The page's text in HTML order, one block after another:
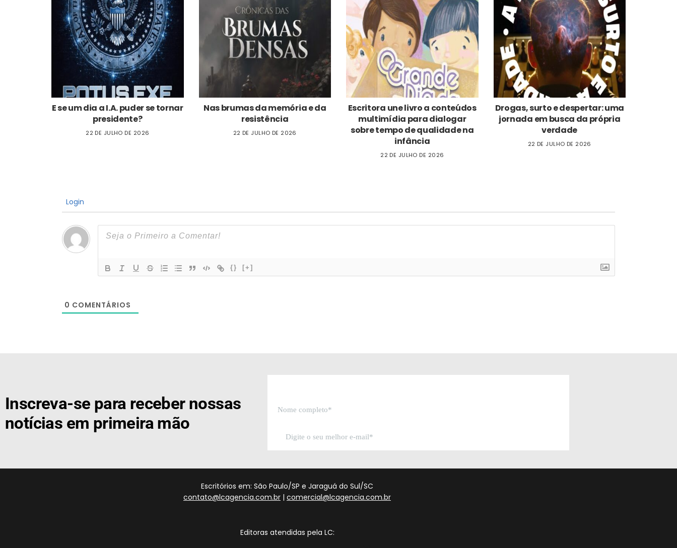
E se um dia a I.A. puder se tornar
presidente?
22 DE JULHO DE 2026
Nas brumas da memória e da
resistência
22 DE JULHO DE 2026
Escritora une livro a conteúdos
multimídia para dialogar
sobre tempo de qualidade na
infância
22 DE JULHO DE 2026
Drogas, surto e despertar: uma
jornada em busca da própria
verdade
22 DE JULHO DE 2026
Login
{} [+]
0 COMENTÁRIOS
Inscreva-se para receber nossas
notícias em primeira mão
Escritórios em: São Paulo/SP e Jaraguá do Sul/SC
contato@lcagencia.com.br | comercial@lcagencia.com.br
Editoras atendidas pela LC: